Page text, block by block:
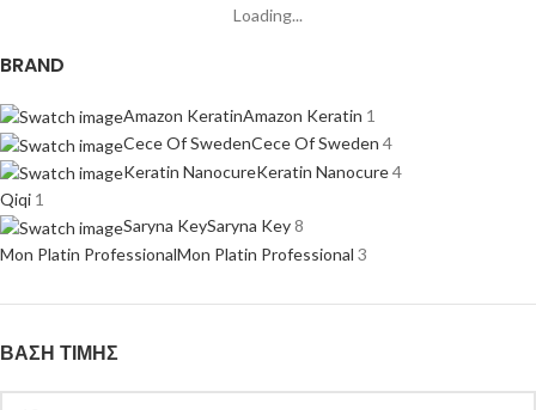
BRAND
Amazon KeratinAmazon Keratin 1
Cece Of SwedenCece Of Sweden 4
Keratin NanocureKeratin Nanocure4
Qiqi 1
Saryna KeySaryna Key8
Mon Platin ProfessionalMon Platin Professional 3
ΒΑΣΗ ΤΙΜΗΣ
Loading...